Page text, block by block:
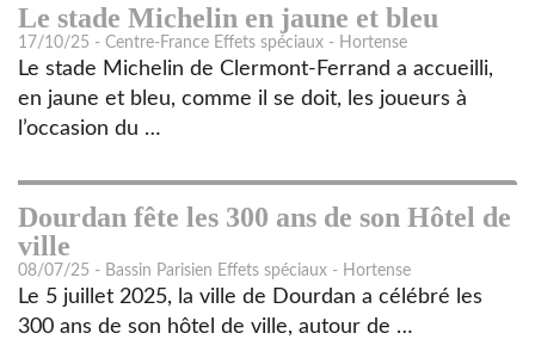
Le stade Michelin en jaune et bleu
17/10/25 - Centre-France Effets spéciaux - Hortense
Le stade Michelin de Clermont-Ferrand a accueilli,
en jaune et bleu, comme il se doit, les joueurs à
l’occasion du …
Dourdan fête les 300 ans de son Hôtel de
ville
08/07/25 - Bassin Parisien Effets spéciaux - Hortense
Le 5 juillet 2025, la ville de Dourdan a célébré les
300 ans de son hôtel de ville, autour de …